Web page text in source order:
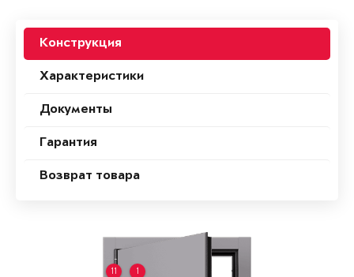
Конструкция
Характеристики
Документы
Гарантия
Возврат товара
1
11